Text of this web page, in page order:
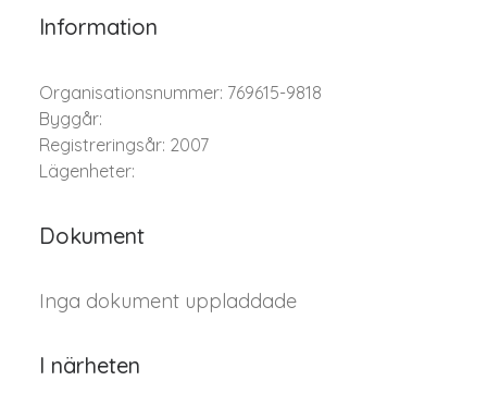
Information
Organisationsnummer: 769615-9818
Byggår:
Registreringsår: 2007
Lägenheter:
Dokument
Inga dokument uppladdade
I närheten